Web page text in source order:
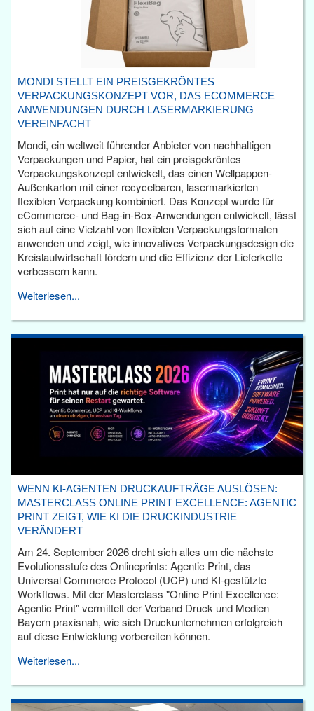
MONDI STELLT EIN PREISGEKRÖNTES
VERPACKUNGSKONZEPT VOR, DAS ECOMMERCE
ANWENDUNGEN DURCH LASERMARKIERUNG
VEREINFACHT
Mondi, ein weltweit führender Anbieter von nachhaltigen
Verpackungen und Papier, hat ein preisgekröntes
Verpackungskonzept entwickelt, das einen Wellpappen-
Außenkarton mit einer recycelbaren, lasermarkierten
flexiblen Verpackung kombiniert. Das Konzept wurde für
eCommerce- und Bag-in-Box-Anwendungen entwickelt, lässt
sich auf eine Vielzahl von flexiblen Verpackungsformaten
anwenden und zeigt, wie innovatives Verpackungsdesign die
Kreislaufwirtschaft fördern und die Effizienz der Lieferkette
verbessern kann.
Weiterlesen...
WENN KI-AGENTEN DRUCKAUFTRÄGE AUSLÖSEN:
MASTERCLASS ONLINE PRINT EXCELLENCE: AGENTIC
PRINT ZEIGT, WIE KI DIE DRUCKINDUSTRIE
VERÄNDERT
Am 24. September 2026 dreht sich alles um die nächste
Evolutionsstufe des Onlineprints: Agentic Print, das
Universal Commerce Protocol (UCP) und KI-gestützte
Workflows. Mit der Masterclass "Online Print Excellence:
Agentic Print" vermittelt der Verband Druck und Medien
Bayern praxisnah, wie sich Druckunternehmen erfolgreich
auf diese Entwicklung vorbereiten können.
Weiterlesen...